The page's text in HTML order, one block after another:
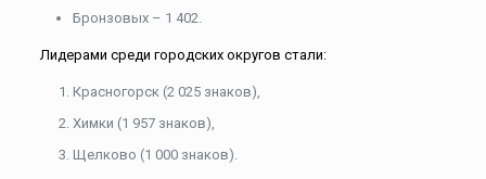
Бронзовых – 1 402.
Лидерами среди городских округов стали:
Красногорск (2 025 знаков),
Химки (1 957 знаков),
Щелково (1 000 знаков).